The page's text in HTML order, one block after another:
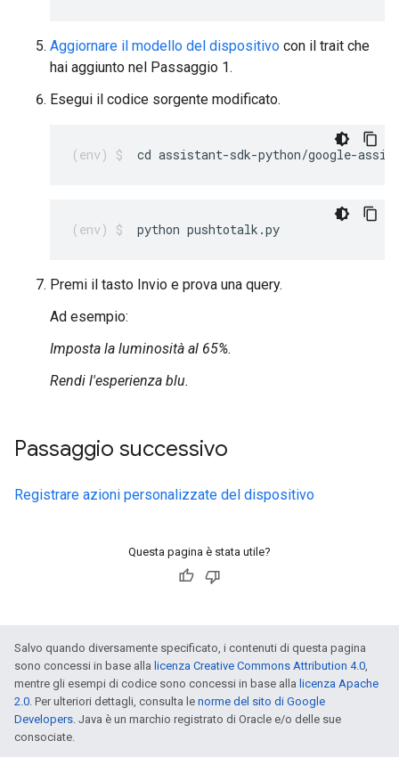
Aggiornare il modello del dispositivo con il trait che
hai aggiunto nel Passaggio 1.
Esegui il codice sorgente modificato.
cd assistant-sdk-python/google-
python pushtotalk.py
Premi il tasto Invio e prova una query.
Ad esempio:
Imposta la luminosità al 65%.
Rendi l'esperienza blu.
Passaggio successivo
Registrare azioni personalizzate del dispositivo
Questa pagina è stata utile?
Salvo quando diversamente specificato, i contenuti di questa pagina
sono concessi in base alla licenza Creative Commons Attribution 4.0,
mentre gli esempi di codice sono concessi in base alla licenza Apache
2.0. Per ulteriori dettagli, consulta le norme del sito di Google
Developers. Java è un marchio registrato di Oracle e/o delle sue
consociate.